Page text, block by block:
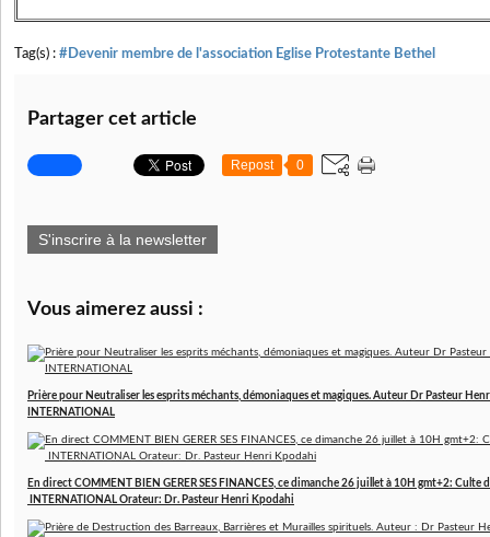
Tag(s) : #Devenir membre de l'association Eglise Protestante Bethel
Partager cet article
Repost 0
S'inscrire à la newsletter
Vous aimerez aussi :
Prière pour Neutraliser les esprits méchants, démoniaques et magiques. Auteur Dr Pasteur
INTERNATIONAL
En direct COMMENT BIEN GERER SES FINANCES, ce dimanche 26 juillet à 10H gmt+2:
INTERNATIONAL Orateur: Dr. Pasteur Henri Kpodahi